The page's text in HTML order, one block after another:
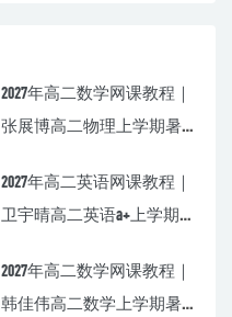
2027年高二数学网课教程｜
张展博高二物理上学期暑
2027年高二英语网课教程｜
卫宇晴高二英语a+上学期
2027年高二数学网课教程｜
韩佳伟高二数学上学期暑